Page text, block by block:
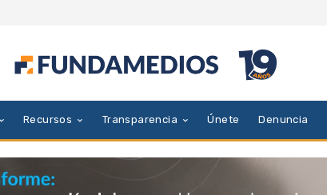
Recursos Transparencia Únete Denuncia